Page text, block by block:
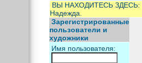
ВЫ НАХОДИТЕСЬ ЗДЕСЬ:
Надежда.
Зарегистрированные
пользователи и
художники
Имя пользователя: